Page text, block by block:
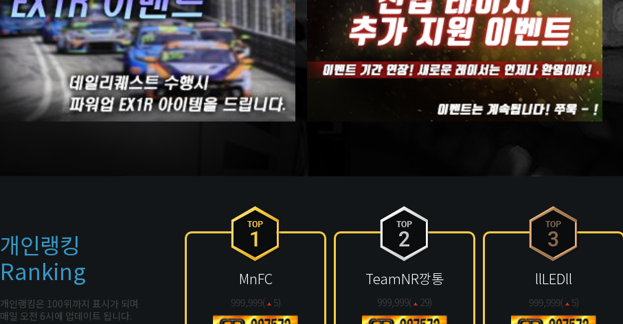
개인랭킹
Ranking
개인랭킹은 100위까지 표시가 되며
매일 오전 6시에 업데이트 됩니다.
MnFC
999,999( 5)
TeamNR깡통
999,999( 29)
llLEDll
999,999( 5)